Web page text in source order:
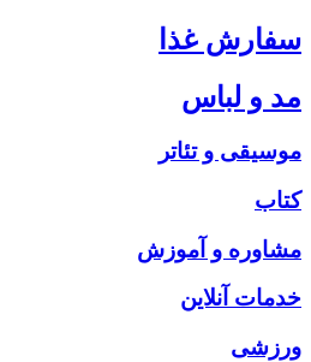
سفارش غذا
مد و لباس
موسیقی و تئاتر
کتاب
مشاوره و آموزش
خدمات آنلاین
ورزشی